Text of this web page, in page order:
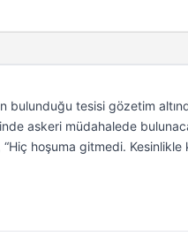
bulunduğu tesisi gözetim
askeri müdahalede
hoşuma gitmedi. Kesinlikle